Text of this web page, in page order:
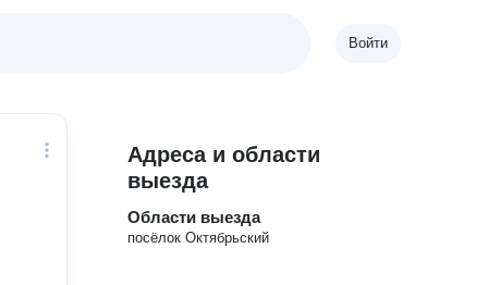
Войти
Адреса и области
выезда
Области выезда
посёлок Октябрьский